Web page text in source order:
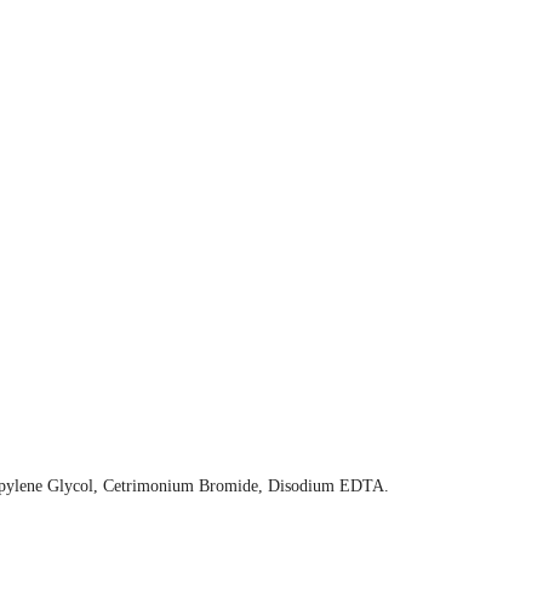
Glycol, Cetrimonium Bromide, Disodium EDTA.